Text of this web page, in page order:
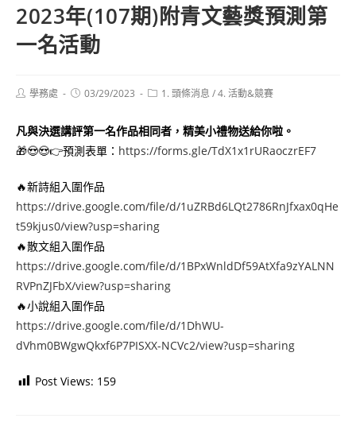
2023年(107期)附青文藝獎預測第
一名活動
Post學務處
Post03/29/2023
Post1. 頭條消息 /4. 活動&競賽
凡與決選講評第一名作品相同者，精美小禮物送給你啦。
🎁😍😍👉預測表單： https://forms.gle/TdX1x1rURaoczrEF7
🔥新詩組入圍作品
https://drive.google.com/file/d/1uZRBd6LQt2786RnJfxax0qHe
t59kjus0/view?usp=sharing
🔥散文組入圍作品
https://drive.google.com/file/d/1BPxWnldDf59AtXfa9zYALNN
RVPnZJFbX/view?usp=sharing
🔥小說組入圍作品
https://drive.google.com/file/d/1DhWU-
dVhm0BWgwQkxf6P7PISXX-NCVc2/view?usp=sharing
Post Views: 159